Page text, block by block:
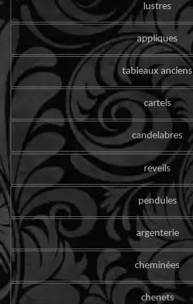
lustres
appliques
tableaux anciens
cartels
candelabres
reveils
pendules
argenterie
cheminées
chenets